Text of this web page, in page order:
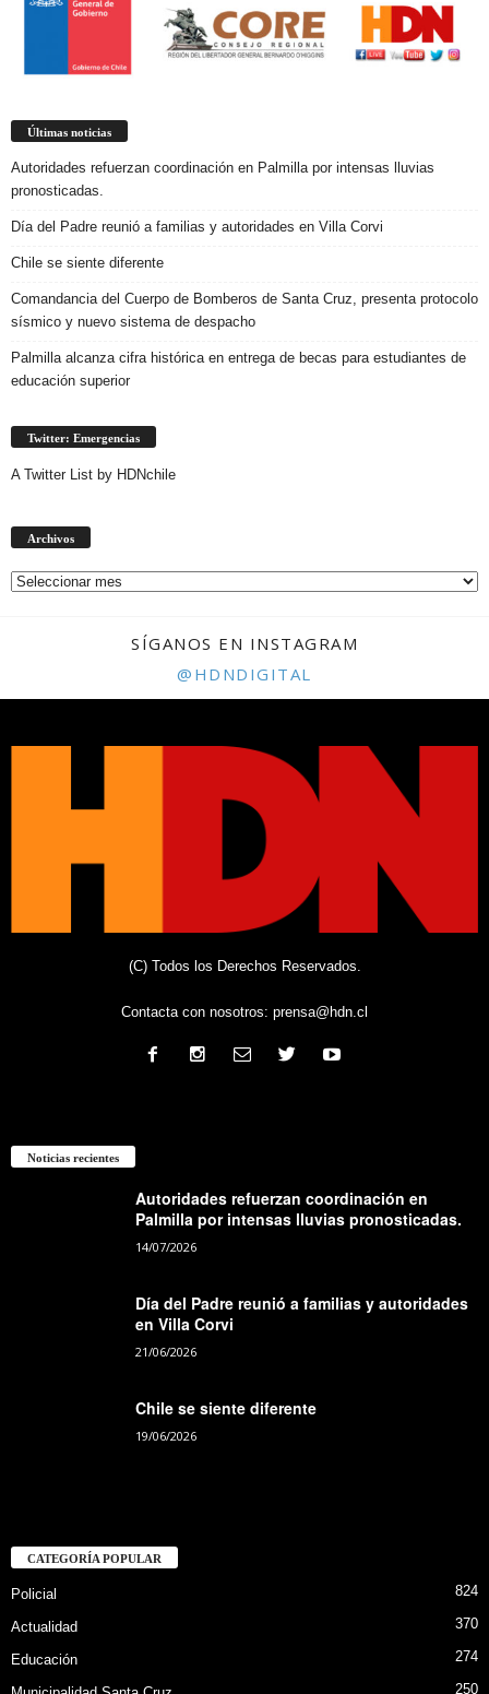
Últimas noticias
Autoridades refuerzan coordinación en Palmilla por intensas lluvias
pronosticadas.
Día del Padre reunió a familias y autoridades en Villa Corvi
Chile se siente diferente
Comandancia del Cuerpo de Bomberos de Santa Cruz, presenta protocolo
sísmico y nuevo sistema de despacho
Palmilla alcanza cifra histórica en entrega de becas para estudiantes de
educación superior
Twitter: Emergencias
A Twitter List by HDNchile
Archivos
SÍGANOS EN INSTAGRAM
@HDNDIGITAL
(C) Todos los Derechos Reservados.
Contacta con nosotros: prensa@hdn.cl
Noticias recientes
Autoridades refuerzan coordinación en
Palmilla por intensas lluvias pronosticadas.
14/07/2026
Día del Padre reunió a familias y autoridades
en Villa Corvi
21/06/2026
Chile se siente diferente
19/06/2026
CATEGORÍA POPULAR
Policial 824
Actualidad 370
Educación 274
250